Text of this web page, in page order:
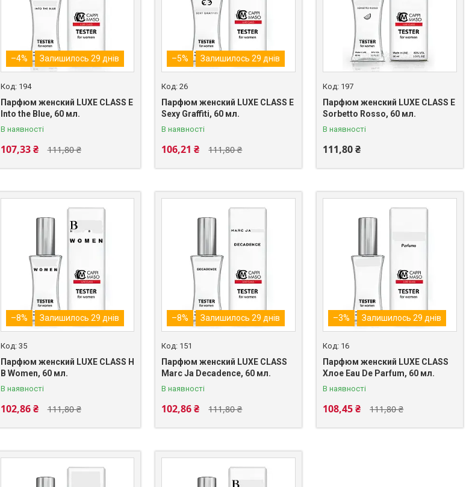
–4% Залишилось 29 днів
194
Парфюм женский LUXE CLASS E
Into the Blue, 60 мл.
В наявності
111,80 ₴
107,33 ₴
–5% Залишилось 29 днів
26
Парфюм женский LUXE CLASS E
Sexy Graffiti, 60 мл.
В наявності
111,80 ₴
106,21 ₴
197
Парфюм женский LUXE CLASS E
Sorbetto Rosso, 60 мл.
В наявності
111,80 ₴
–8% Залишилось 29 днів
35
Парфюм женский LUXE CLASS H
B Women, 60 мл.
В наявності
111,80 ₴
102,86 ₴
–8% Залишилось 29 днів
151
Парфюм женский LUXE CLASS
Marc Ja Decadence, 60 мл.
В наявності
111,80 ₴
102,86 ₴
–3% Залишилось 29 днів
16
Парфюм женский LUXE CLASS
Хлое Eau De Parfum, 60 мл.
В наявності
111,80 ₴
108,45 ₴